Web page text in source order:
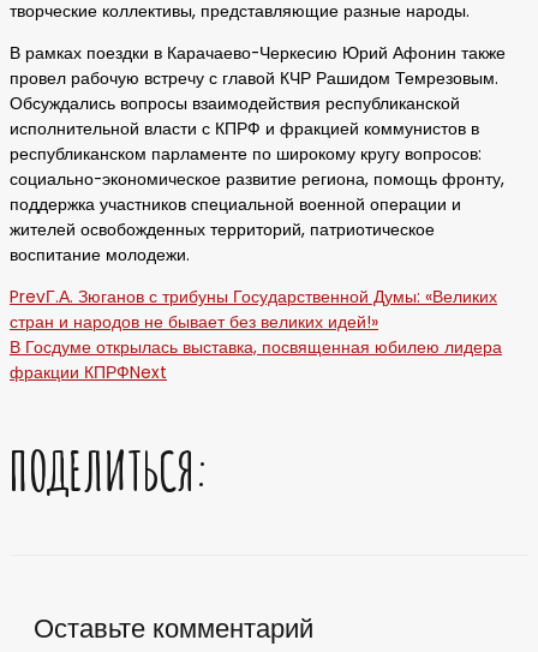
творческие коллективы, представляющие разные народы.
В рамках поездки в Карачаево-Черкесию Юрий Афонин также
провел рабочую встречу с главой КЧР Рашидом Темрезовым.
Обсуждались вопросы взаимодействия республиканской
исполнительной власти с КПРФ и фракцией коммунистов в
республиканском парламенте по широкому кругу вопросов:
социально-экономическое развитие региона, помощь фронту,
поддержка участников специальной военной операции и
жителей освобожденных территорий, патриотическое
воспитание молодежи.
PrevГ.А. Зюганов с трибуны Государственной Думы: «Великих
стран и народов не бывает без великих идей!»
В Госдуме открылась выставка, посвященная юбилею лидера
фракции КПРФNext
ПОДЕЛИТЬСЯ:
Оставьте комментарий